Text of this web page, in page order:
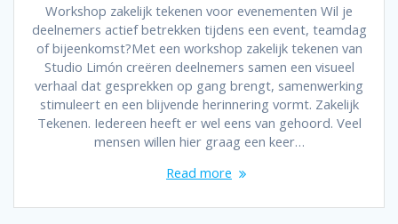
Workshop zakelijk tekenen voor evenementen Wil je
deelnemers actief betrekken tijdens een event, teamdag
of bijeenkomst?Met een workshop zakelijk tekenen van
Studio Limón creëren deelnemers samen een visueel
verhaal dat gesprekken op gang brengt, samenwerking
stimuleert en een blijvende herinnering vormt. Zakelijk
Tekenen. Iedereen heeft er wel eens van gehoord. Veel
mensen willen hier graag een keer…
Read more